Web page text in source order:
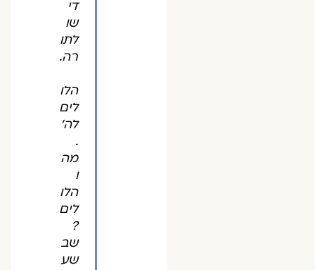
די
שו
לתו
רה.
הלו
לים
לה'
מה
הלו
לים
?
שב
שע